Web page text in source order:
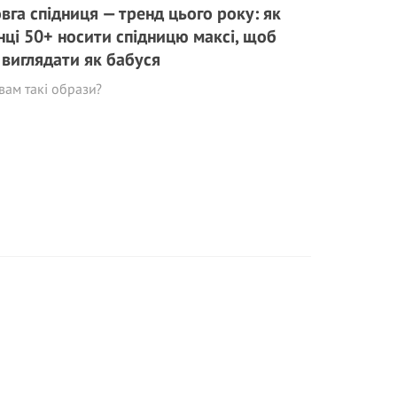
спідниця — тренд цього року: як
50+ носити спідницю максі, щоб
як бабуся
такі образи?